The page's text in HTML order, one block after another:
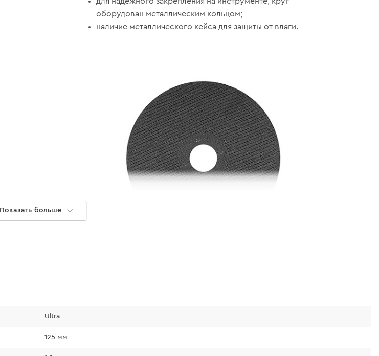
оборудован металлическим кольцом;
наличие металлического кейса для защиты от влаги.
Показать больше
Ultra
125 мм